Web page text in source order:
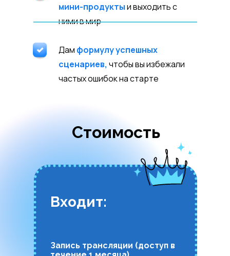
мини-продуктыи выходить с
ними в мир
Дам формулу успешных
сценариев, чтобы вы избежали
частых ошибок на старте
Стоимость
Входит:
Запись трансляции (доступ в